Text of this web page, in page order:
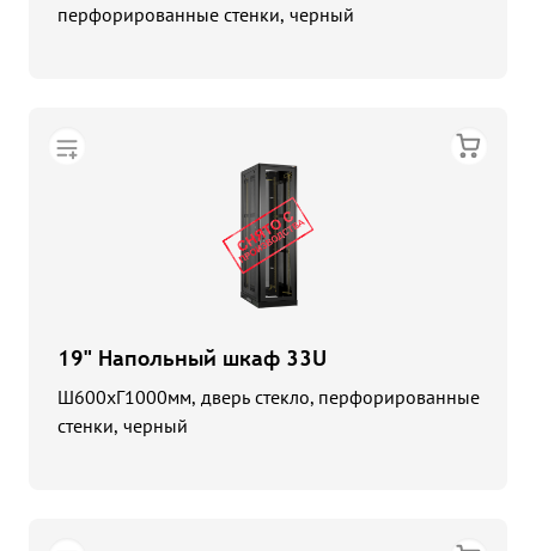
перфорированные стенки, черный
19" Напольный шкаф 33U
Ш600хГ1000мм, дверь стекло, перфорированные
стенки, черный